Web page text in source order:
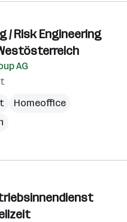
/ Risk Engineering
AG
Homeoffice